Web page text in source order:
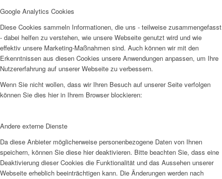
Google Analytics Cookies
Diese Cookies sammeln Informationen, die uns - teilweise zusammengefasst
- dabei helfen zu verstehen, wie unsere Webseite genutzt wird und wie
effektiv unsere Marketing-Maßnahmen sind. Auch können wir mit den
Erkenntnissen aus diesen Cookies unsere Anwendungen anpassen, um Ihre
Nutzererfahrung auf unserer Webseite zu verbessern.
Wenn Sie nicht wollen, dass wir Ihren Besuch auf unserer Seite verfolgen
können Sie dies hier in Ihrem Browser blockieren:
Andere externe Dienste
Da diese Anbieter möglicherweise personenbezogene Daten von Ihnen
speichern, können Sie diese hier deaktivieren. Bitte beachten Sie, dass eine
Deaktivierung dieser Cookies die Funktionalität und das Aussehen unserer
Webseite erheblich beeinträchtigen kann. Die Änderungen werden nach